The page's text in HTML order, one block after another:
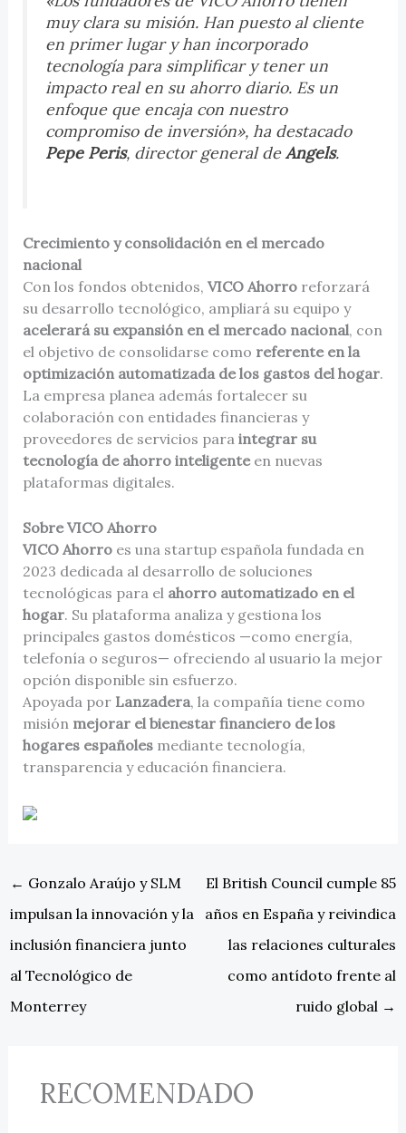
muy clara su misión. Han puesto al cliente
en primer lugar y han incorporado
tecnología para simplificar y tener un
impacto real en su ahorro diario. Es un
enfoque que encaja con nuestro
compromiso de inversión», ha destacado
Pepe Peris, director general deAngels.
Crecimiento y consolidación en el mercado
nacional
Con los fondos obtenidos, VICO Ahorroreforzará
su desarrollo tecnológico, ampliará su equipo y
acelerará su expansión en el mercado nacional, con
el objetivo de consolidarse como referente en la
optimización automatizada de los gastos del hogar.
La empresa planea además fortalecer su
colaboración con entidades financieras y
proveedores de servicios para integrar su
tecnología de ahorro inteligenteen nuevas
plataformas digitales.
Sobre VICO Ahorro
VICO Ahorroes una startup española fundada en
2023 dedicada al desarrollo de soluciones
tecnológicas para el ahorro automatizado en el
hogar. Su plataforma analiza y gestiona los
principales gastos domésticos —como energía,
telefonía o seguros— ofreciendo al usuario la mejor
opción disponible sin esfuerzo.
Apoyada por Lanzadera, la compañía tiene como
misión mejorar el bienestar financiero de los
hogares españolesmediante tecnología,
transparencia y educación financiera.
← Gonzalo Araújo y SLM
impulsan la innovación y la
inclusión financiera junto
al Tecnológico de
Monterrey
El British Council cumple 85
años en España y reivindica
las relaciones culturales
como antídoto frente al
ruido global →
RECOMENDADO